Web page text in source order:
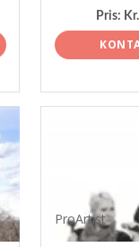
Pris:
ProArtist